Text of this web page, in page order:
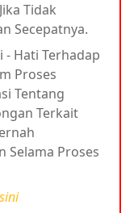
Tidak
Secepatnya.
- Hati Terhadap
Proses
Tentang
Terkait
Selama Proses